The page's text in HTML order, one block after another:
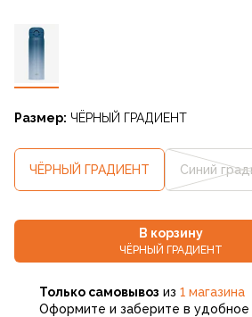
Размер: ЧЁРНЫЙ ГРАДИЕНТ
ЧЁРНЫЙ ГРАДИЕНТ Синий
В корзину
ЧЁРНЫЙ ГРАДИЕНТ
Только самовывоз из 1 магазина
Оформите и заберите в удобное